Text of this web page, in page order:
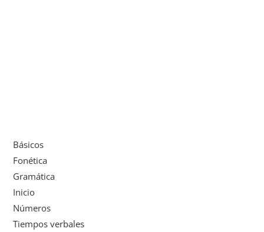
Básicos
Fonética
Gramática
Inicio
Números
Tiempos verbales